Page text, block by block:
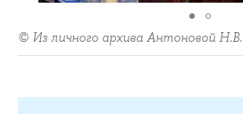
© Из личного архива Антоновой Н.В.